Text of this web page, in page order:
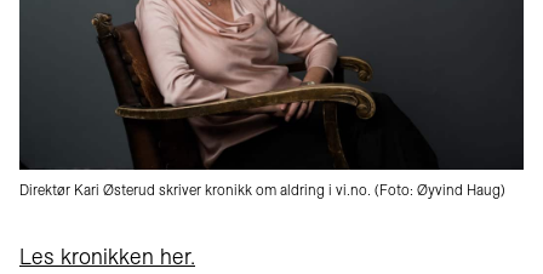
Direktør Kari Østerud skriver kronikk om aldring i vi.no. (Foto: Øyvind Haug)
Les kronikken her.